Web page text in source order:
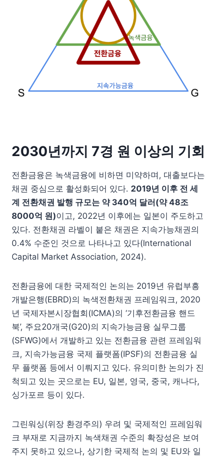
2030년까지 7경 원 이상의 기회
전환금융은 녹색금융에 비하면 미약하며, 대출보다는
채권 중심으로 활성화되어 있다. 2019년 이후 전 세
계 전환채권 발행 규모는 약 340억 달러(약48조
8000억 원)이고, 2022년 이후에는 일본이 주도하고
있다. 전환채권 라벨이 붙은 채권은 지속가능채권의
0.4% 수준인 것으로 나타나고 있다(International
Capital Market Association, 2024).
전환금융에 대한 국제적인 논의는 2019년 유럽부흥
개발은행(EBRD)의 녹색전환채권 프레임워크, 2020
년 국제자본시장협회(ICMA)의 ‘기후전환금융 핸드
북’, 주요20개국(G20)의 지속가능금융 실무그룹
(SFWG)에서 개발하고 있는 전환금융 관련 프레임워
크, 지속가능금융 국제 플랫폼(IPSF)의 전환금융 실
무 플랫폼 등에서 이뤄지고 있다. 유의미한 논의가 진
척되고 있는 곳으로는 EU, 일본, 영국, 중국, 캐나다,
싱가포르 등이 있다.
그린워싱(위장 환경주의) 우려 및 국제적인 프레임워
크 부재로 지금까지 녹색채권 수준의 확장성은 보여
주지 못하고 있으나, 상기한 국제적 논의 및 EU와 일